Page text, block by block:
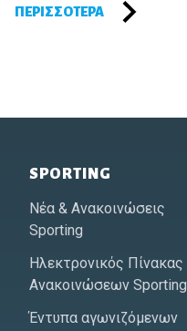
ΠΕΡΙΣΣΌΤΕΡΑ
SPORTING
Νέα & Ανακοινώσεις
Sporting
Ηλεκτρονικός Πίνακας
Ανακοινώσεων Sporting
Έντυπα αγωνιζόμενων